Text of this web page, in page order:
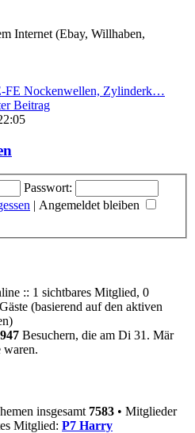
Internet (Ebay, Willhaben,
FE Nockenwellen, Zylinderk…
Beitrag
Passwort:
| Angemeldet bleiben
:: 1 sichtbares Mitglied, 0
(basierend auf den aktiven
Besuchern, die am Di 31. Mär
waren.
insgesamt 7583 • Mitglieder
Mitglied: P7 Harry